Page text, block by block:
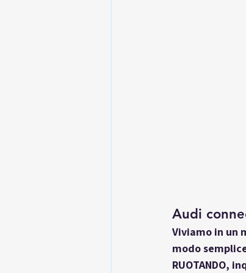
Audi
Viviamo in un
modo
RUOTANDO,